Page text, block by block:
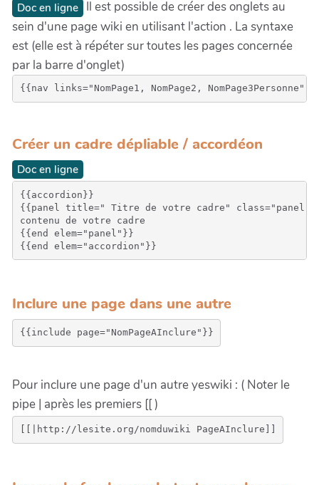
Doc en ligne Il est possible de créer des onglets au
sein d'une page wiki en utilisant l'action . La syntaxe
est (elle est à répéter sur toutes les pages concernée
par la barre d'onglet)
{{nav links="NomPage1, NomPage2,
Créer un cadre dépliable / accordéon
Doc en ligne
{{accordion}}
{{panel title=" Titre de votre cadre" class="panel-
contenu de votre cadre
{{end elem="panel"}}
Inclure une page dans une autre
Pour inclure une page d'un autre yeswiki : ( Noter le
pipe | après les premiers [[ )